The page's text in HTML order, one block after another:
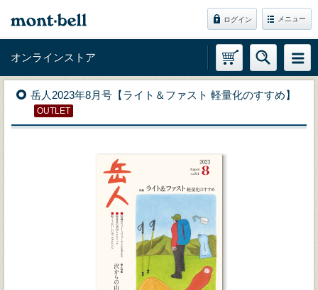
ログイン メニュー
オンラインストア
岳人2023年8月号【ライト＆ファスト 軽量化のすすめ】
OUTLET